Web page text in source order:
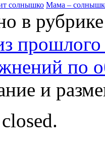
солнышко Мама –
в
по
и